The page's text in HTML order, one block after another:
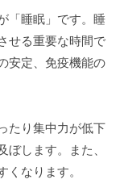
「睡眠」です。睡
せる重要な時間で
安定、免疫機能の
たり集中力が低下
ぼします。また、
なります。